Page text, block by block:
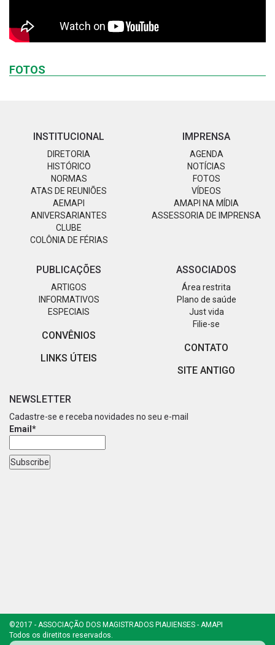
FOTOS
INSTITUCIONAL
DIRETORIA
HISTÓRICO
NORMAS
ATAS DE REUNIÕES
AEMAPI
ANIVERSARIANTES
CLUBE
COLÔNIA DE FÉRIAS
IMPRENSA
AGENDA
NOTÍCIAS
FOTOS
VÍDEOS
AMAPI NA MÍDIA
ASSESSORIA DE IMPRENSA
PUBLICAÇÕES
ARTIGOS
INFORMATIVOS
ESPECIAIS
CONVÊNIOS
LINKS ÚTEIS
ASSOCIADOS
Área restrita
Plano de saúde
Just vida
Filie-se
CONTATO
SITE ANTIGO
NEWSLETTER
Cadastre-se e receba novidades no seu e-mail
Email*
©2017 - ASSOCIAÇÃO DOS MAGISTRADOS PIAUIENSES - AMAPI
Todos os diretitos reservados.